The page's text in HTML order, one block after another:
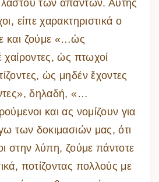
των απάντων. Αυτής
είπε χαρακτηριστικά ο
και ζούμε «…ὡς
χαίροντες, ὡς πτωχοί
ὡς μηδέν ἔχοντες
δηλαδή, «…
και ας νομίζουν για
των δοκιμασιών μας, ότι
στην λύπη, ζούμε πάντοτε
ποτίζοντας πολλούς με